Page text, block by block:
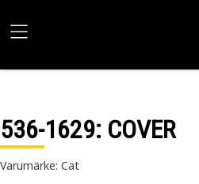
536-1629: COVER
Varumärke: Cat